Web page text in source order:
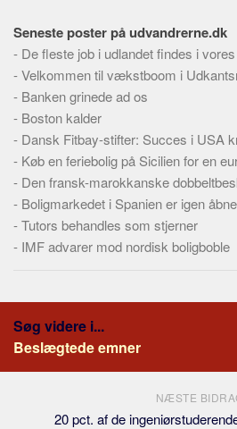
Redigering
Tekstannoncer
Bannere
Hjælp
Seneste poster på udvandrerne.dk
- De fleste job i udlandet findes i
-Velkommen til vækstboom i
- Banken grinede ad os
- Boston kalder
- Dansk Fitbay-stifter: Succes i USA
- Køb en feriebolig på Sicilien for en
- Den fransk-marokkanske
- Boligmarkedet i Spanien er igen
-Tutors behandles som stjerner
- IMF advarer mod nordisk boligboble
Søg videre i...
Beslægtede emner
NÆSTE
20 pct. af de